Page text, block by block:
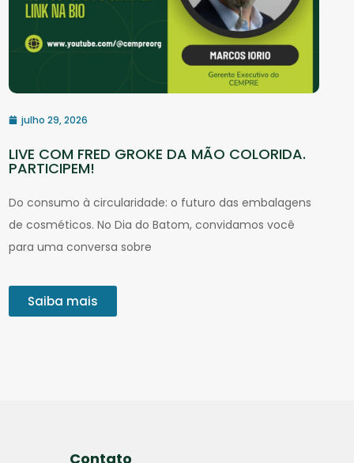
julho 29, 2026
LIVE COM FRED GROKE DA MÃO COLORIDA.
PARTICIPEM!
Do consumo à circularidade: o futuro das embalagens
de cosméticos. No Dia do Batom, convidamos você
para uma conversa sobre
Saiba mais
Contato